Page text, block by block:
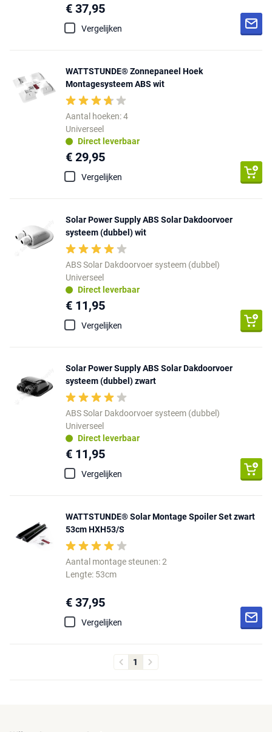
€ 37,95
Vergelijken
WATTSTUNDE® Zonnepaneel Hoek
Montagesysteem ABS wit
Aantal hoeken: 4
Universeel
Direct leverbaar
€ 29,95
Vergelijken
Solar Power Supply ABS Solar Dakdoorvoer
systeem (dubbel) wit
ABS Solar Dakdoorvoer systeem (dubbel)
Universeel
Direct leverbaar
€ 11,95
Vergelijken
Solar Power Supply ABS Solar Dakdoorvoer
systeem (dubbel) zwart
ABS Solar Dakdoorvoer systeem (dubbel)
Universeel
Direct leverbaar
€ 11,95
Vergelijken
WATTSTUNDE® Solar Montage Spoiler Set zwart
53cm HXH53/S
Aantal montage steunen: 2
Lengte: 53cm
€ 37,95
Vergelijken
1